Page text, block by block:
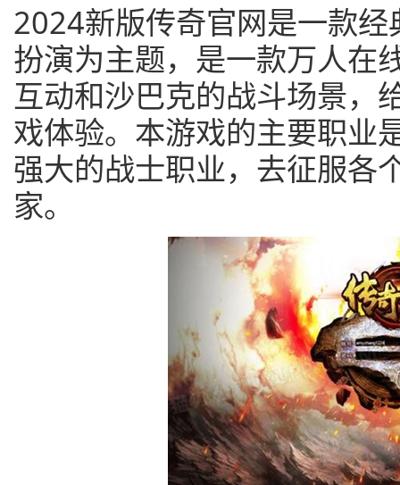
2024新版传奇官网是一款
扮演为主题，是一款万人在
互动和沙巴克的战斗场景，
戏体验。本游戏的主要职业
强大的战士职业，去征服各
家。